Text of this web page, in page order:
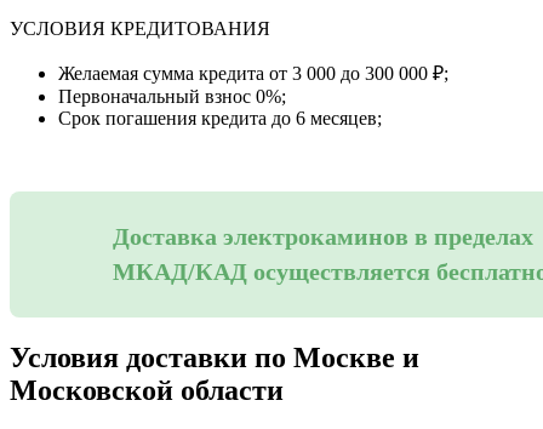
УСЛОВИЯ КРЕДИТОВАНИЯ
Желаемая сумма кредита от 3 000 до 300 000 ₽;
Первоначальный взнос 0%;
Срок погашения кредита до 6 месяцев;
Доставка электрокаминов в пределах
МКАД/КАД осуществляется
Условия доставки по Москве и
Московской области